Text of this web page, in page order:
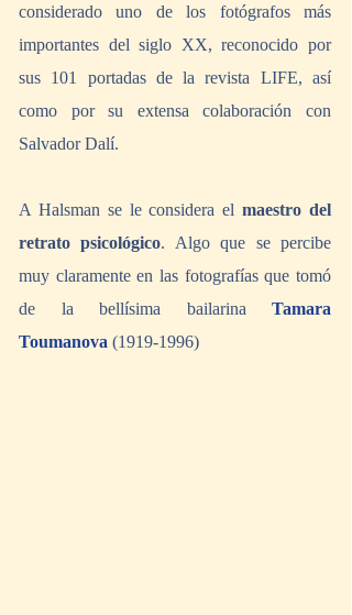
considerado uno de los fotógrafos más
importantes del siglo XX, reconocido por
sus 101 portadas de la revista LIFE, así
como por su extensa colaboración con
Salvador Dalí.
A Halsman se le considera el maestro del
retrato psicológico. Algo que se percibe
muy claramente en las fotografías que tomó
de la bellísima bailarina Tamara
Toumanova (1919-1996)